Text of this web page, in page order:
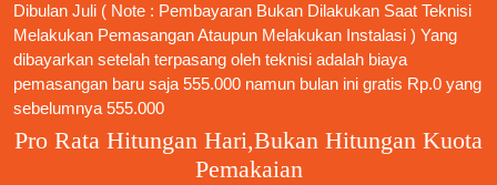
Dibulan Juli ( Note : Pembayaran Bukan Dilakukan Saat Teknisi
Melakukan Pemasangan Ataupun Melakukan Instalasi ) Yang
dibayarkan setelah terpasang oleh teknisi adalah biaya
pemasangan baru saja 555.000 namun bulan ini gratis Rp.0 yang
sebelumnya 555.000
Pro Rata Hitungan Hari,Bukan Hitungan Kuota
Pemakaian